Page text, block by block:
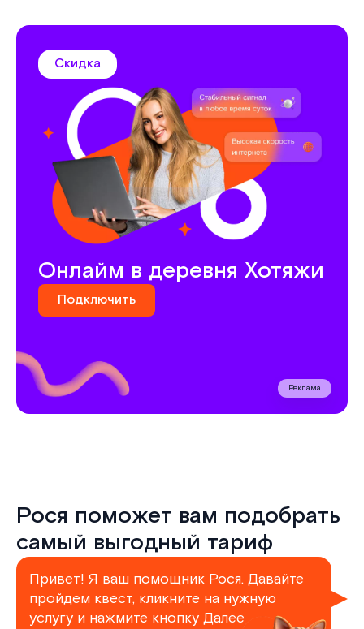
Онлайм в деревня Хотяжи
Подключить
Скидка
Реклама
Рося поможет вам подобрать
самый выгодный тариф
Привет! Я ваш помощник Рося. Давайте
пройдем квест, кликните на нужную
услугу и нажмите кнопку Далее